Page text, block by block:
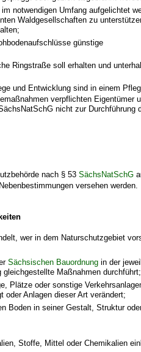
notwendigen Umfang aufgelichtet
Waldgesellschaften zu
günstige
Ringstraße soll erhalten und
und Entwicklung sind in einem
verpflichten Eigentümer
nicht zur Durchführung
nach § 53SächsNatSchG
versehen werden.
wer in dem Naturschutzgebiet
Sächsischen Bauordnung in der
Maßnahmen durchführt;
Plätze oder sonstige
oder Anlagen dieser Art verändert;
Boden in seiner Gestalt, Struktur
Stoffe, Mittel oder Chemikalien